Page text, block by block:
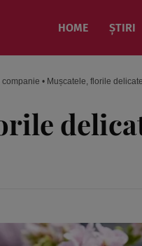
HOME ȘTIRI
• Mușcatele, florile